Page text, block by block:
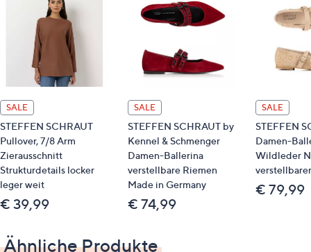
2 Eingrifftaschen
Maße (Größe 38) & Passform
Länge: ca. 58 cm
kurze Form
taillenbedeckende Länge
Material
56 % Baumwolle, 30 % Viskose, 12 % Polyester, 2
SALE
STEFFEN SCHRAUT
Pullover, 7/8 Arm
Zierausschnitt
Strukturdetails locker
leger weit
€ 39,99
SALE
STEFFEN SCHRAUT by
Kennel & Schmenger
Damen-Ballerina
verstellbare Riemen
Made in Germany
€ 74,99
SALE
STEFFEN
Damen-
Wildleder
€ 79,99
Ähnliche Produkte